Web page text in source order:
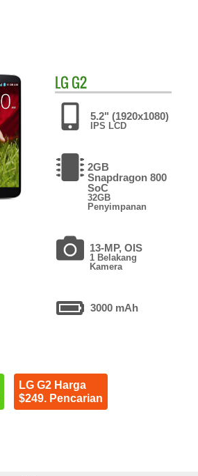
LG G2
5.2" (1920x1080)
IPS LCD
2GB
Snapdragon 800
SoC
32GB
Penyimpanan
13-MP, OIS
1 Belakang
Kamera
3000 mAh
LG G2 Harga
$249. Pencarian